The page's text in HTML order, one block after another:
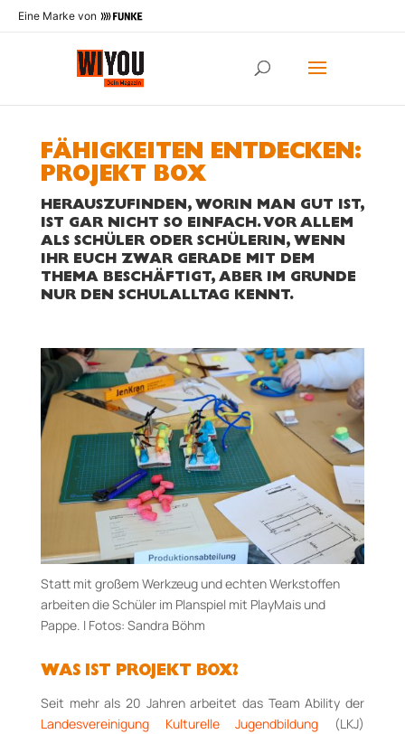
Eine Marke von
FÄHIGKEITEN ENTDECKEN:
PROJEKT BOX
HERAUSZUFINDEN, WORIN MAN GUT IST,
IST GAR NICHT SO EINFACH. VOR ALLEM
ALS SCHÜLER ODER SCHÜLERIN, WENN
IHR EUCH ZWAR GERADE MIT DEM
THEMA BESCHÄFTIGT, ABER IM GRUNDE
NUR DEN SCHULALLTAG KENNT.
Statt mit großem Werkzeug und echten Werkstoffen
arbeiten die Schüler im Planspiel mit PlayMais und
Pappe. I Fotos: Sandra Böhm
WAS IST PROJEKT BOX?
Seit mehr als 20 Jahren arbeitet das Team Ability der
Landesvereinigung Kulturelle Jugendbildung (LKJ)